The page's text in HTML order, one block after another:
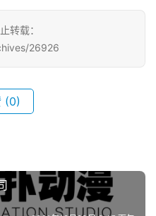
转载：
26926
(0)